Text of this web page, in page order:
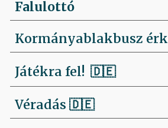
Falulottó
Kormányablakbusz
Játékra fel!🇩🇪
Véradás🇩🇪